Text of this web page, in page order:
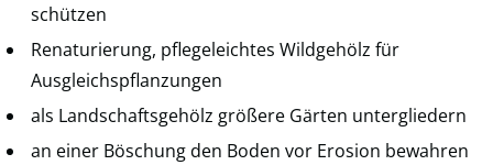
schützen
Renaturierung, pflegeleichtes Wildgehölz für
Ausgleichspflanzungen
als Landschaftsgehölz größere Gärten untergliedern
an einer Böschung den Boden vor Erosion bewahren